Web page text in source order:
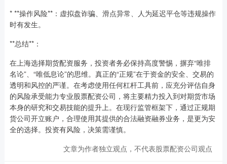
* **操作风险**：虚拟盘诈骗、滑点异常、人为延迟平仓等违规操作
时有发生。
**总结**：
在上海选择期货配资服务，投资者务必保持高度警惕，摒弃“唯排
名论”、“唯低息论”的思维。真正的“正规”在于资金的安全、交易的
透明和风控的严谨。在考虑使用任何杠杆工具前，应充分评估自身
的风险承受能力专业股票配资公司，将主要精力投入到对期货市场
本身的研究和交易技能的提升上。在现行监管框架下，通过正规期
货公司开立账户，合理使用其提供的合法融资融券业务，是更为安
全的选择。投资有风险，决策需谨慎。
文章为作者独立观点，不代表股票配资公司观点